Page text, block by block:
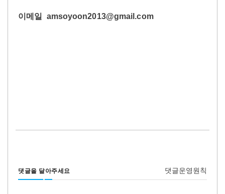
이메일 amsoyoon2013@gmail.com
댓글을 달아주세요 댓글운영원칙